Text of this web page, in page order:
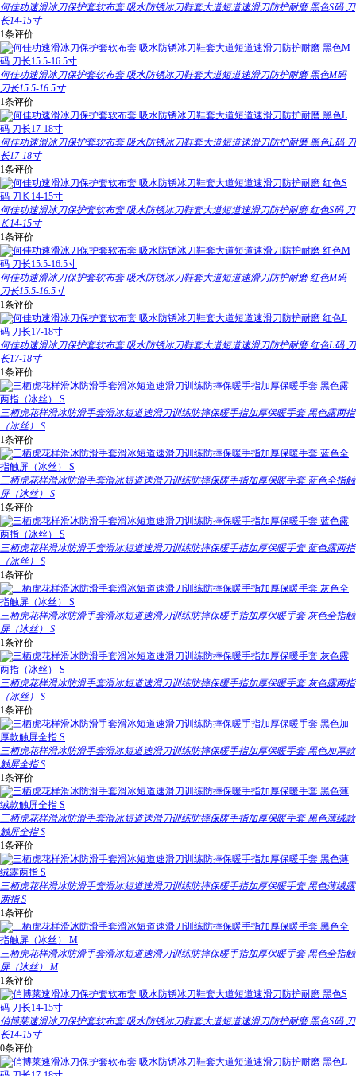
何佳功速滑冰刀保护套软布套 吸水防锈冰刀鞋套大道短道速滑刀防护耐磨 黑色S码 刀
长14-15寸
1条评价
何佳功速滑冰刀保护套软布套 吸水防锈冰刀鞋套大道短道速滑刀防护耐磨 黑色M码
刀长15.5-16.5寸
1条评价
何佳功速滑冰刀保护套软布套 吸水防锈冰刀鞋套大道短道速滑刀防护耐磨 黑色L码 刀
长17-18寸
1条评价
何佳功速滑冰刀保护套软布套 吸水防锈冰刀鞋套大道短道速滑刀防护耐磨 红色S码 刀
长14-15寸
1条评价
何佳功速滑冰刀保护套软布套 吸水防锈冰刀鞋套大道短道速滑刀防护耐磨 红色M码
刀长15.5-16.5寸
1条评价
何佳功速滑冰刀保护套软布套 吸水防锈冰刀鞋套大道短道速滑刀防护耐磨 红色L码 刀
长17-18寸
1条评价
三栖虎花样滑冰防滑手套滑冰短道速滑刀训练防摔保暖手指加厚保暖手套 黑色露两指
（冰丝） S
1条评价
三栖虎花样滑冰防滑手套滑冰短道速滑刀训练防摔保暖手指加厚保暖手套 蓝色全指触
屏（冰丝） S
1条评价
三栖虎花样滑冰防滑手套滑冰短道速滑刀训练防摔保暖手指加厚保暖手套 蓝色露两指
（冰丝） S
1条评价
三栖虎花样滑冰防滑手套滑冰短道速滑刀训练防摔保暖手指加厚保暖手套 灰色全指触
屏（冰丝） S
1条评价
三栖虎花样滑冰防滑手套滑冰短道速滑刀训练防摔保暖手指加厚保暖手套 灰色露两指
（冰丝） S
1条评价
三栖虎花样滑冰防滑手套滑冰短道速滑刀训练防摔保暖手指加厚保暖手套 黑色加厚款
触屏全指 S
1条评价
三栖虎花样滑冰防滑手套滑冰短道速滑刀训练防摔保暖手指加厚保暖手套 黑色薄绒款
触屏全指 S
1条评价
三栖虎花样滑冰防滑手套滑冰短道速滑刀训练防摔保暖手指加厚保暖手套 黑色薄绒露
两指 S
1条评价
三栖虎花样滑冰防滑手套滑冰短道速滑刀训练防摔保暖手指加厚保暖手套 黑色全指触
屏（冰丝） M
1条评价
俏博莱速滑冰刀保护套软布套 吸水防锈冰刀鞋套大道短道速滑刀防护耐磨 黑色S码 刀
长14-15寸
0条评价